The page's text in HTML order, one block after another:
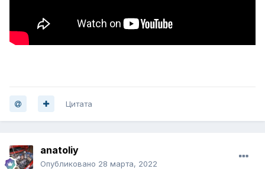
Цитата
anatoliy
Опубликовано 28 марта, 2022